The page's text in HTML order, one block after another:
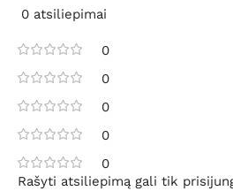
0 atsiliepimai
0
0
0
0
0
Rašyti atsiliepimą gali tik